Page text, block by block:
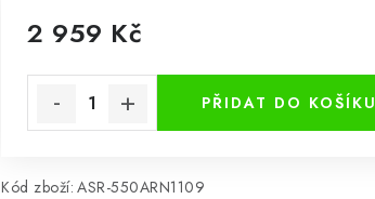
2 959 Kč
PŘIDAT DO KOŠÍKU
Kód zboží: ASR-550ARN1109